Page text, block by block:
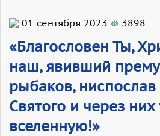
01 сентября 2023 3898
«Благословен Ты,
наш, явивший
рыбаков,
Святого и через
вселенную!»